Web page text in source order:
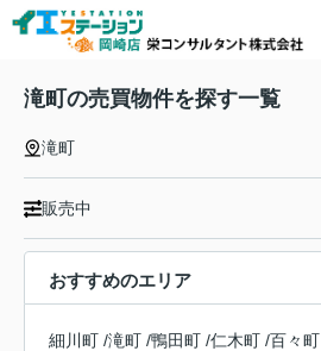
滝町の売買物件を探す一覧
滝町
販売中
おすすめのエリア
細川町 /滝町 /鴨田町 /仁木町 /百々町